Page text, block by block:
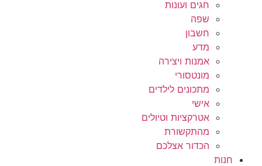
חגים ועונות
שפה
חשבון
מדע
אמנות ויצירה
מונטסורי
מתכונים לילדים
אישי
אטרקציות וטיולים
מהתקשורת
הכדור אצלכם
חנות